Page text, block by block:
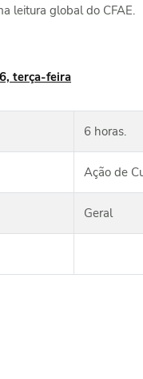
leitura global do CFAE.
terça-feira
6 horas.
Ação de
Geral